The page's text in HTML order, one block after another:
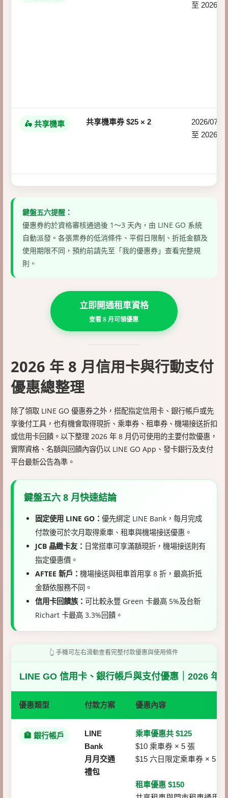
至 2026/
🛵 共享機車 共享機車券 $25 × 2
2026/07/01
至 2026/
鍵盤五六提醒：
優惠券約於資格審核通過後 1～3 天內，由 LINE GO 系統
自動派發。各張票券的低消條件、平假日限制、折抵金額及
使用期限不同，預約前請先至「我的優惠券」查看完整規
則。
立即開通租車資格
查看 8 月可領優惠
2026 年 8 月信用卡與行動支付
優惠總整理
除了領取 LINE GO 優惠券之外，搭配指定信用卡、銀行帳戶或先
享後付工具，也有機會取得現折、乘車券、租車券、機場接送折扣
或信用卡回饋。以下整理 2026 年 8 月仍可使用的主要付款優惠，
實際資格、名額與回饋內容仍以 LINE GO App、發卡銀行及支付
平台最新公告為準。
鍵盤五六 8 月快速結論
固定使用 LINE GO： 優先綁定 LINE Bank，每月完成
付款後可於次月取得乘車、租車與機場接送優惠。
JCB 晶緻卡友： 日常搭車可享滿額現折，機場接送則有
指定優惠價。
AFTEE 新戶： 機場接送與租車首用享 8 折，最高折抵
金額依服務不同。
信用卡回饋族： 可比較永豐 Green 卡最高 5%及台新
Richart 卡最高 3.3%回饋。
👆 手機可左右滑動查看完整付款優惠與使用條件
LINE GO 信用卡、銀行帳戶與支付優惠｜2026 年
優惠類型 付款方案 優惠內容
🏦 銀行帳戶
LINE
Bank
月月交通
禮包
乘車優惠共 $125
$10 乘車券 × 5 張
$15 六日限定乘車券 × 5 張
租車優惠 $150